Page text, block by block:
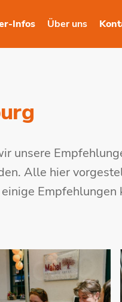
Infos Über uns
unsere
Alle hier
Empfehlungen